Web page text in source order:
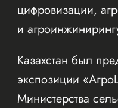
цифровизации,
и
Казахстан был
экспозиции
Министерства